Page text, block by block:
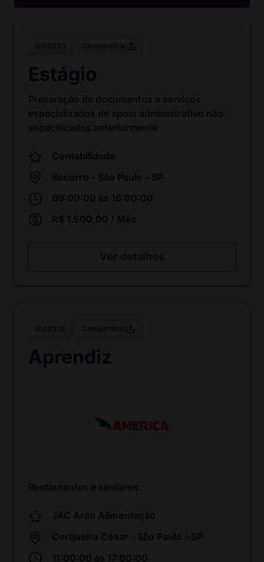
Estágio
Preparação de documentos e serviços
especializados de apoio administrativo não
especificados anteriormente
Contabilidade
Socorro - São Paulo - SP
09:00:00 às 16:00:00
R$ 1.500,00 / Mês
Ver detalhes
Aprendiz
Restaurantes e similares
JAC Arco Alimentação
Cerqueira César - São Paulo - SP
11:00:00 às 17:00:00